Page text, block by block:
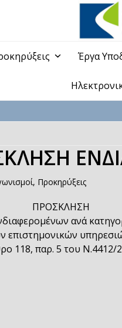
Έργα
, Προκηρύξεις
ΠΡΟΣΚΛΗΣΗ
ανά
επιστημονικών
118, παρ. 5 του Ν.4412/